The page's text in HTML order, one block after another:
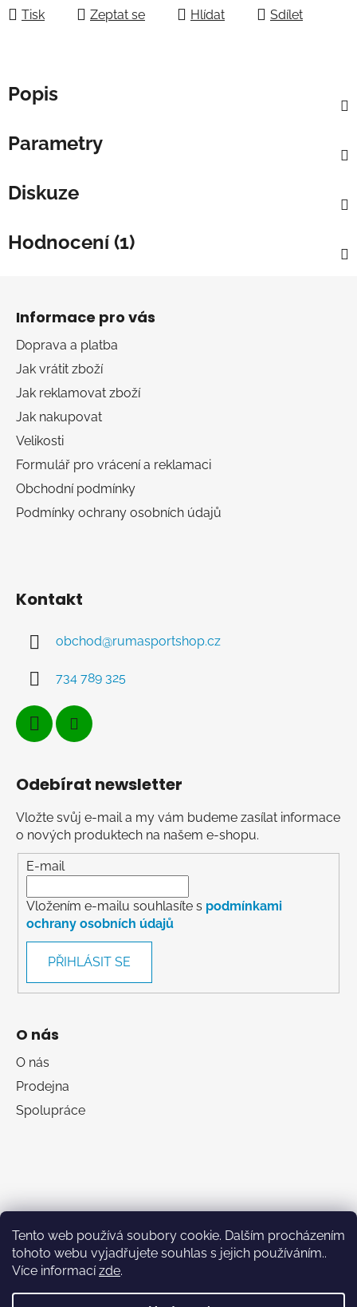
Tento web používá soubory cookie. Dalším procházením
tohoto webu vyjadřujete souhlas s jejich používáním..
Více informacízde.
Tisk Zeptat se Hlídat Sdílet
Popis
Parametry
Diskuze
Hodnocení (1)
Informace pro vás
Doprava a platba
Jak vrátit zboží
Jak reklamovat zboží
Jak nakupovat
Velikosti
Formulář pro vrácení a reklamaci
Obchodní podmínky
Podmínky ochrany osobních údajů
Kontakt
obchod@rumasportshop.cz
734 789 325
Odebírat newsletter
Vložte svůj e-mail a my vám budeme zasílat informace
o nových produktech na našem e-shopu.
E-mail
Vložením e-mailu souhlasíte s podmínkami
ochrany osobních údajů
PŘIHLÁSIT SE
O nás
O nás
Prodejna
Spolupráce